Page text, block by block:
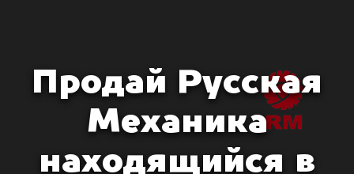
Продай Русская
Механика
находящийся в